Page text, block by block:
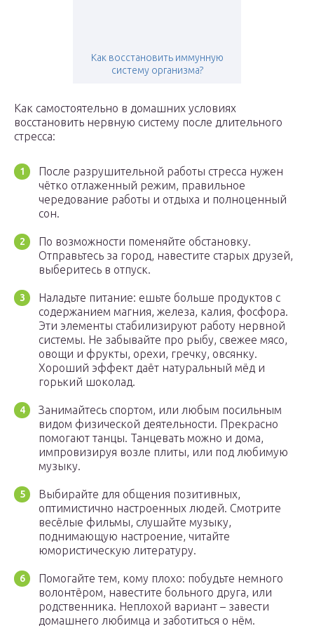
Как восстановить иммунную
систему организма?
Как самостоятельно в домашних условиях
восстановить нервную систему после длительного
стресса:
После разрушительной работы стресса нужен
чётко отлаженный режим, правильное
чередование работы и отдыха и полноценный
сон.
По возможности поменяйте обстановку.
Отправьтесь за город, навестите старых друзей,
выберитесь в отпуск.
Наладьте питание: ешьте больше продуктов с
содержанием магния, железа, калия, фосфора.
Эти элементы стабилизируют работу нервной
системы. Не забывайте про рыбу, свежее мясо,
овощи и фрукты, орехи, гречку, овсянку.
Хороший эффект даёт натуральный мёд и
горький шоколад.
Занимайтесь спортом, или любым посильным
видом физической деятельности. Прекрасно
помогают танцы. Танцевать можно и дома,
импровизируя возле плиты, или под любимую
музыку.
Выбирайте для общения позитивных,
оптимистично настроенных людей. Смотрите
весёлые фильмы, слушайте музыку,
поднимающую настроение, читайте
юмористическую литературу.
Помогайте тем, кому плохо: побудьте немного
волонтёром, навестите больного друга, или
родственника. Неплохой вариант – завести
домашнего любимца и заботиться о нём.